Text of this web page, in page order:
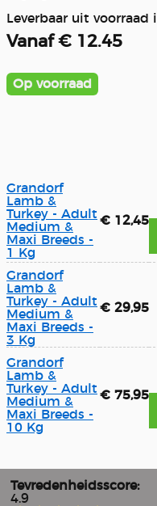
Tevredenheidsscore:
4.9
Leverbaar uit
Vanaf € 12.45
Op voorraad
Grandorf
Lamb &
Turkey - Adult
Medium &
Maxi Breeds -
1 Kg
€ 12,45
Grandorf
Lamb &
Turkey - Adult
Medium &
Maxi Breeds -
3 Kg
€ 29,95
Grandorf
Lamb &
Turkey - Adult
Medium &
Maxi Breeds -
10 Kg
€ 75,95